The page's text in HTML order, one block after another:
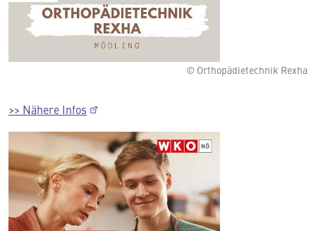
© Orthopädietechnik Rexha
>> Nähere Infos